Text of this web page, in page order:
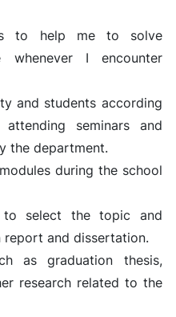
to help me to solve
I encounter
and students according
seminars and
the department.
during the school
to select the topic and
and dissertation.
as graduation thesis,
research related to the